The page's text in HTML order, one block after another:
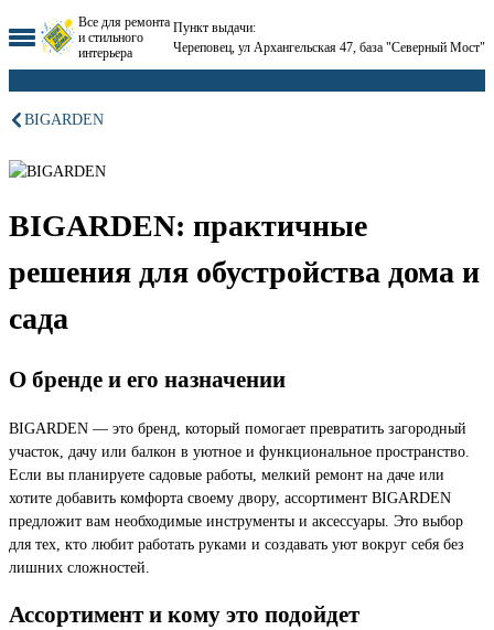
Все для ремонта
и стильного
интерьера
Пункт выдачи:
Череповец, ул Архангельская 47, база "Северный Мост"
BIGARDEN
BIGARDEN: практичные
решения для обустройства дома и
сада
О бренде и его назначении
BIGARDEN — это бренд, который помогает превратить загородный
участок, дачу или балкон в уютное и функциональное пространство.
Если вы планируете садовые работы, мелкий ремонт на даче или
хотите добавить комфорта своему двору, ассортимент BIGARDEN
предложит вам необходимые инструменты и аксессуары. Это выбор
для тех, кто любит работать руками и создавать уют вокруг себя без
лишних сложностей.
Ассортимент и кому это подойдет